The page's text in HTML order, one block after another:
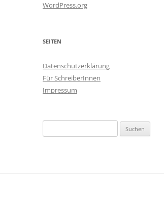
WordPress.org
SEITEN
Datenschutzerklärung
Für SchreiberInnen
Impressum
nach: